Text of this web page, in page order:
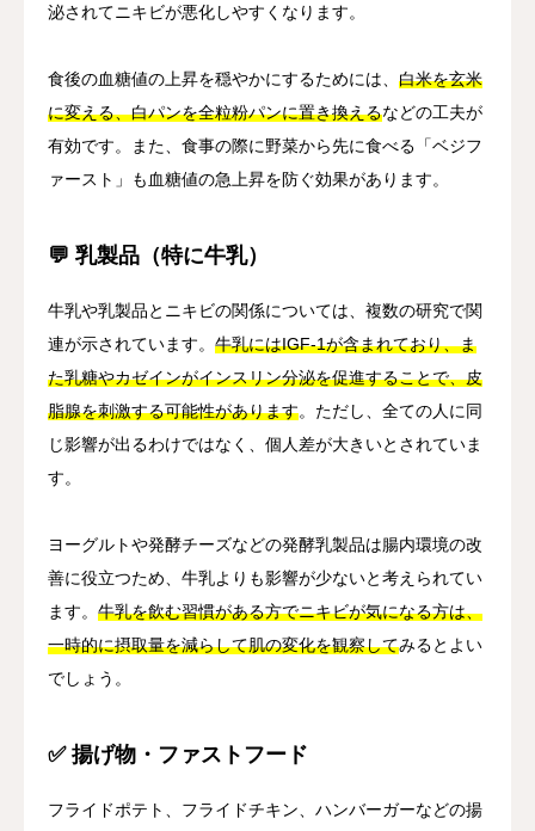
泌されてニキビが悪化しやすくなります。
食後の血糖値の上昇を穏やかにするためには、 白米を玄米
に変える、白パンを全粒粉パンに置き換えるなどの工夫が
有効です。また、食事の際に野菜から先に食べる「ベジフ
ァースト」も血糖値の急上昇を防ぐ効果があります。
💬 乳製品（特に牛乳）
牛乳や乳製品とニキビの関係については、複数の研究で関
連が示されています。 牛乳にはIGF-1が含まれており、ま
た乳糖やカゼインがインスリン分泌を促進することで、皮
脂腺を刺激する可能性があります。ただし、全ての人に同
じ影響が出るわけではなく、個人差が大きいとされていま
す。
ヨーグルトや発酵チーズなどの発酵乳製品は腸内環境の改
善に役立つため、牛乳よりも影響が少ないと考えられてい
ます。 牛乳を飲む習慣がある方でニキビが気になる方は、
一時的に摂取量を減らして肌の変化を観察してみるとよい
でしょう。
✅ 揚げ物・ファストフード
フライドポテト、フライドチキン、ハンバーガーなどの揚